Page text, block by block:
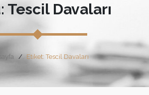
Tescil Davaları
Etiket: Tescil Davaları